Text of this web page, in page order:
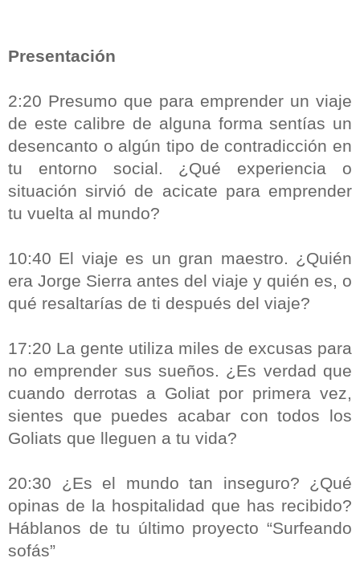
Presentación
2:20 Presumo que para emprender un viaje
de este calibre de alguna forma sentías un
desencanto o algún tipo de contradicción en
tu entorno social. ¿Qué experiencia o
situación sirvió de acicate para emprender
tu vuelta al mundo?
10:40 El viaje es un gran maestro. ¿Quién
era Jorge Sierra antes del viaje y quién es, o
qué resaltarías de ti después del viaje?
17:20 La gente utiliza miles de excusas para
no emprender sus sueños. ¿Es verdad que
cuando derrotas a Goliat por primera vez,
sientes que puedes acabar con todos los
Goliats que lleguen a tu vida?
20:30 ¿Es el mundo tan inseguro? ¿Qué
opinas de la hospitalidad que has recibido?
Háblanos de tu último proyecto “Surfeando
sofás”